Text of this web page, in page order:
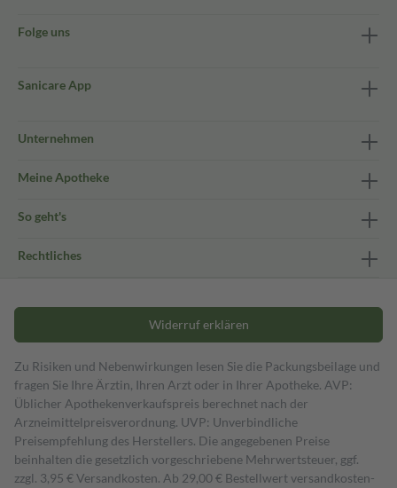
Folge uns
Sanicare App
Unternehmen
Meine Apotheke
So geht's
Rechtliches
Widerruf erklären
Zu Risiken und Nebenwirkungen lesen Sie die Packungsbeilage und
fragen Sie Ihre Ärztin, Ihren Arzt oder in Ihrer Apotheke. AVP:
Üblicher Apothekenverkaufspreis berechnet nach der
Arzneimittelpreisverordnung. UVP: Unverbindliche
Preisempfehlung des Herstellers. Die angegebenen Preise
beinhalten die gesetzlich vorgeschriebene Mehrwertsteuer, ggf.
zzgl. 3,95 € Versandkosten. Ab 29,00 € Bestell­wert versand­kosten­